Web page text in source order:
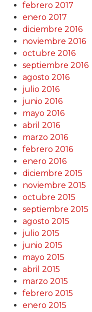
febrero 2017
enero 2017
diciembre 2016
noviembre 2016
octubre 2016
septiembre 2016
agosto 2016
julio 2016
junio 2016
mayo 2016
abril 2016
marzo 2016
febrero 2016
enero 2016
diciembre 2015
noviembre 2015
octubre 2015
septiembre 2015
agosto 2015
julio 2015
junio 2015
mayo 2015
abril 2015
marzo 2015
febrero 2015
enero 2015